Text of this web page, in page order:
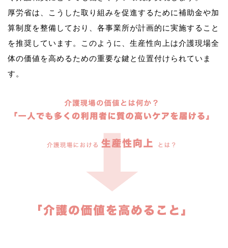
厚労省は、こうした取り組みを促進するために補助金や加
算制度を整備しており、各事業所が計画的に実施すること
を推奨しています。このように、生産性向上は介護現場全
体の価値を高めるための重要な鍵と位置付けられていま